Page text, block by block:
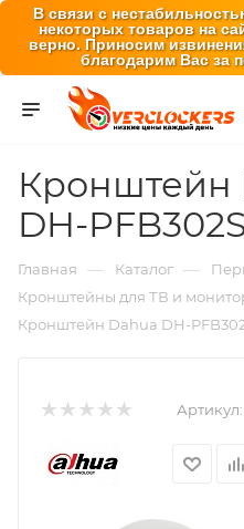
В связи с
некоторых товаров на
верно. Приносим
благодарим Вас за
Кронштейн
DH-
Главная — Каталог —
Кронштейны для ТВ и
Кронштейн Dahua DH-
Артикул: